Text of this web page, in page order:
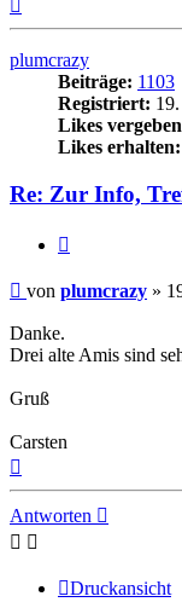
plumcrazy
Beiträge: 1103
Registriert:
Likes
Likes erhalten:
Re: Zur Info,
Beitrag
von plumcrazy »
Danke.
Drei alte Amis sind
Gruß
Carsten
Antworten
Druckansicht